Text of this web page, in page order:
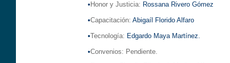
• Honor y Justicia: Rossana Rivero Gómez
•Capacitación: Abigaíl Florido Alfaro
•Tecnología: Edgardo Maya Martínez.
•Convenios: Pendiente.